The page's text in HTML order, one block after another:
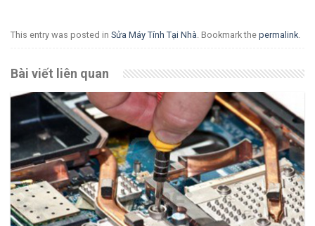
This entry was posted in Sửa Máy Tính Tại Nhà. Bookmark the permalink.
Bài viết liên quan